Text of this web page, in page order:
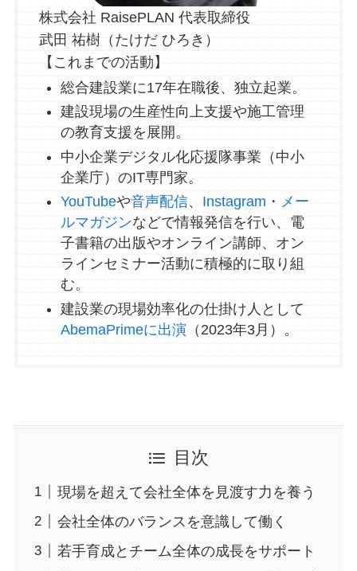
株式会社 RaisePLAN 代表取締役
武田 祐樹（たけだ ひろき）
【これまでの活動】
総合建設業に17年在職後、独立起業。
建設現場の生産性向上支援や施工管理
の教育支援を展開。
中小企業デジタル化応援隊事業（中小
企業庁）のIT専門家。
YouTubeや音声配信、 Instagram ・ メー
ルマガジンなどで情報発信を行い、電
子書籍の出版やオンライン講師、オン
ラインセミナー活動に積極的に取り組
む。
建設業の現場効率化の仕掛け人として
AbemaPrimeに出演 （2023年3月）。
目次
現場を超えて会社全体を見渡す力を養う
会社全体のバランスを意識して働く
若手育成とチーム全体の成長をサポート